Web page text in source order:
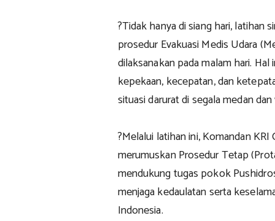
?Tidak hanya di siang hari, latihan
prosedur Evakuasi Medis Udara
dilaksanakan pada malam hari.
kepekaan, kecepatan, dan
situasi darurat di segala medan
?Melalui latihan ini, Komandan
merumuskan Prosedur Tetap
mendukung tugas pokok
menjaga kedaulatan serta
Indonesia.